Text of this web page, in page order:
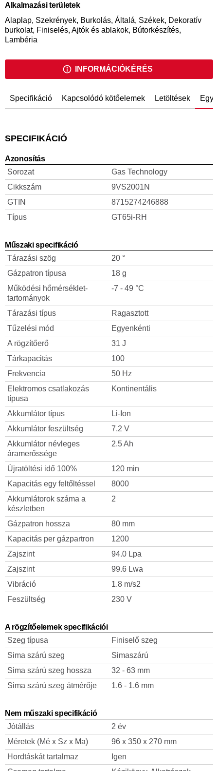
Alkalmazási területek
Alaplap, Szekrények, Burkolás, Általá, Székek, Dekoratív
burkolat, Finiselés, Ajtók és ablakok, Bútorkészítés,
Lambéria
INFORMÁCIÓKÉRÉS
Specifikáció Kapcsolódó kötőelemek Letöltések
SPECIFIKÁCIÓ
Azonosítás
Sorozat
Gas Technology
Cikkszám
9VS2001N
GTIN
8715274246888
Típus
GT65i-RH
Műszaki specifikáció
Tárazási szög
20 °
Gázpatron típusa
18 g
Működési hőmérséklet-
tartományok
-7 - 49 °C
Tárazási típus
Ragasztott
Tűzelési mód
Egyenkénti
A rögzítőerő
31 J
Tárkapacitás
100
Frekvencia
50 Hz
Elektromos csatlakozás
típusa
Kontinentális
Akkumlátor típus
Li-Ion
Akkumlátor feszültség
7,2 V
Akkumlátor névleges
áramerőssége
2.5 Ah
Újratöltési idő 100%
120 min
Kapacitás egy feltőltéssel
8000
Akkumlátorok száma a
készletben
2
Gázpatron hossza
80 mm
Kapacitás per gázpartron
1200
Zajszint
94.0 Lpa
Zajszint
99.6 Lwa
Vibráció
1.8 m/s2
Feszültség
230 V
A rögzítőelemek specifikációi
Szeg típusa
Finiselő szeg
Sima szárú szeg
Simaszárú
Sima szárú szeg hossza
32 - 63 mm
Sima szárú szeg átmérője
1.6 - 1.6 mm
Nem műszaki specifikáció
Jótállás
2 év
Méretek (Mé x Sz x Ma)
96 x 350 x 270 mm
Hordtáskát tartalmaz
Igen